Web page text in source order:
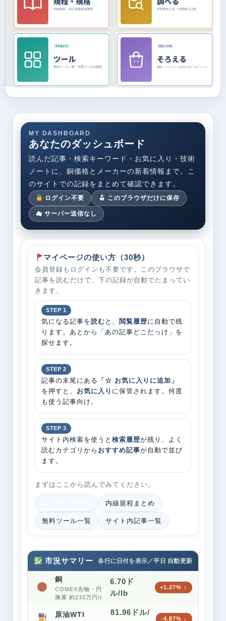
MY DASHBOARD
あなたのダッシュボード
読んだ記事・検索キーワード・お気に入り・技術
ノートに、銅価格とメーカーの新着情報まで。こ
のサイトでの記録をまとめて確認できます。
ログイン不要 このブラウザだけに保存
☁ サーバー送信なし
マイページの使い方（30秒）
会員登録もログインも不要です。このブラウザで
記事を読むだけで、下の記録が自動でたまってい
きます。
気になる記事を読む と、 閲覧履歴に自動で残
ります。あとから「あの記事どこだっけ」を
探せます。
記事の末尾にある 「☆ お気に入りに追加」
を押すと、 お気に入り に保管されます。何度
も使う記事向け。
サイト内検索を使うと 検索履歴が残り、よく
読むカテゴリから おすすめ記事が自動で並び
ます。
まずはここから読んでみてください。
内線規程まとめ
無料ツール一覧 サイト内記事一覧
市況サマリー
銅
COMEX先物・円
換算 約233万円/t
6.70ド
ル/lb
+1.27% ↑
原油WTI
81.96ドル/
-4.87% ↓